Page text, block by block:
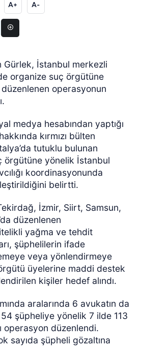
A+ A-
Gürlek, İstanbul merkezli
organize suç örgütüne
operasyonun
medya hesabından yaptığı
kırmızı bülten
tutuklu bulunan
örgütüne yönelik İstanbul
koordinasyonunda
belirtti.
İzmir, Siirt, Samsun,
düzenlenen
yağma ve tehdit
şüphelilerin ifade
veya yönlendirmeye
üyelerine maddi destek
kişiler hedef alındı.
aralarında 6 avukatın da
şüpheliye yönelik 7 ilde 113
operasyon düzenlendi.
sayıda şüpheli gözaltına